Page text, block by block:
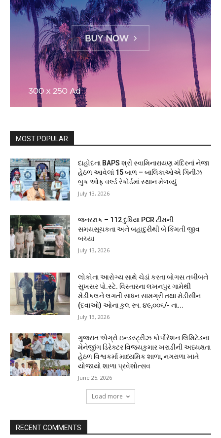
MOST POPULAR
દાહોદના BAPS શ્રી સ્વામિનારાયણ મંદિરનાં નેજા
હેઠળ આવેલાં 15 બાળ – બાલિકાઓએ ગિનીઝ
બુક ઓફ વર્લ્ડ રેકોર્ડમાં સ્થાન મેળવ્યું
July 13, 2026
જનરક્ષક – 112 દુધિયા PCR ટીમની
સમયસૂચકતા અને બહાદુરીથી બે કિંમતી જીવ
બચ્યા
July 13, 2026
લોકોના આરોગ્ય સાથે ચેડાં કરતા બોગસ તબીબને
સુખસર પો.સ્ટે. વિસ્તારના લખનપુર ગામેથી
મેડીકલને લગતી સાધન સામગ્રી તથા મેડીસીન
(દવાઓ) ઓના કુલ રૂા. ૪૯,૦૦૬/- ના...
July 13, 2026
ગુજરાત એગ્રો ઇન્ડસ્ટ્રીઝ કોર્પોરેશન લિમિટેડના
મેનેજીંગ ડિરેક્ટર વિજયકુમાર ખરાડીની અધ્યક્ષતા
હેઠળ વિશ્વકર્મા માધ્યમિક શાળા, નગરાળા ખાતે
યોજાયો શાળા પ્રવેશોત્સવ
June 25, 2026
Load more
RECENT COMMENTS